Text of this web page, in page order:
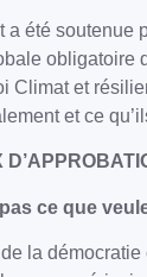
a été
obligatoire
Climat et
et ce
ce que
la